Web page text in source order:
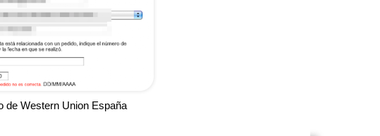
de Western Union España